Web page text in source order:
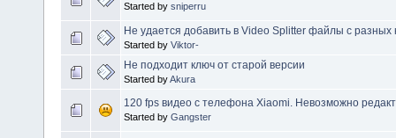
Started by sniperru
Не удается добавить в Video Splitter файлы с разных
Started by Viktor-
Не подходит ключ от старой версии
Started byAkura
120 fps видео с телефона Xiaomi. Невозможно
Started by Gangster